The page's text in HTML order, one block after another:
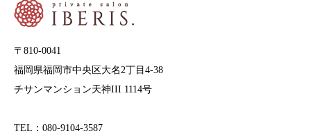
〒810-0041
福岡県福岡市中央区大名2丁目4-38
チサンマンション天神III 1114号
TEL：080-9104-3587